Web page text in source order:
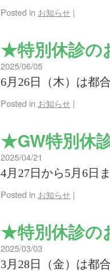
Posted in お知らせ |
★特別休診
2025/06/05
6月26日（木）は都
Posted in お知らせ |
★GW特別休
2025/04/21
4月27日から5月6日
Posted in お知らせ |
★特別休診
2025/03/03
3月28日（金）は都